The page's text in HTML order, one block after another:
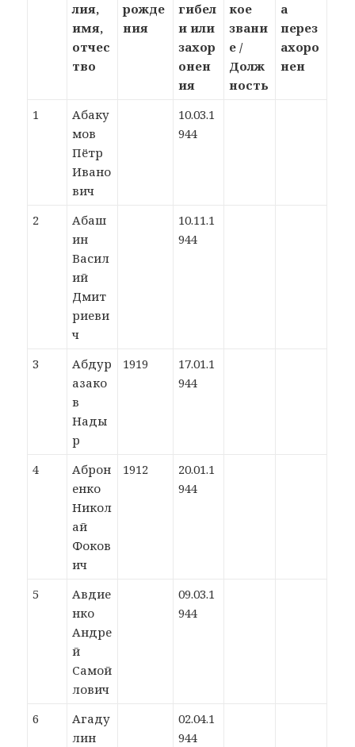
лия,
имя,
отчес
тво
рожде
ния
гибел
и или
захор
онен
ия
кое
звани
е /
Долж
ность
а
перез
ахоро
нен
1
Абаку
мов
Пётр
Ивано
вич
10.03.1
944
2
Абаш
ин
Васил
ий
Дмит
риеви
ч
10.11.1
944
3
Абдур
азако
в
Нады
р
1919
17.01.1
944
4
Аброн
енко
Никол
ай
Фоков
ич
1912
20.01.1
944
5
Авдие
нко
Андре
й
Самой
лович
09.03.1
944
6
Агаду
лин
02.04.1
944